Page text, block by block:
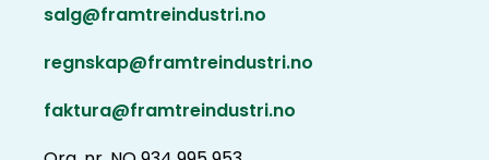
salg@framtreindustri.no
regnskap@framtreindustri.no
faktura@framtreindustri.no